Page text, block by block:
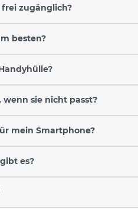
frei zugänglich?
besten?
sie nicht passt?
mein Smartphone?
es?